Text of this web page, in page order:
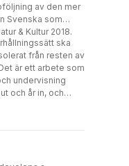
av den mer
Svenska som
& Kultur 2018.
ska
från resten av
är ett arbete som
undervisning
och år in, och